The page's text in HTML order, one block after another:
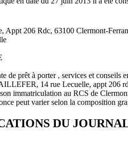
Appt 206 Rdc, 63100 Clermont-
de prêt à porter , services et conseils
14 rue Lecuelle, appt 206
immatriculation au RCS de
peut varier selon la composition
DU